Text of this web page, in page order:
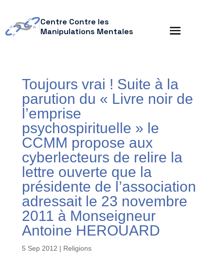
Centre Contre les
Manipulations Mentales
Toujours vrai ! Suite à la
parution du « Livre noir de
l’emprise
psychospirituelle » le
CCMM propose aux
cyberlecteurs de relire la
lettre ouverte que la
présidente de l’association
adressait le 23 novembre
2011 à Monseigneur
Antoine HEROUARD
5 Sep 2012 | Religions